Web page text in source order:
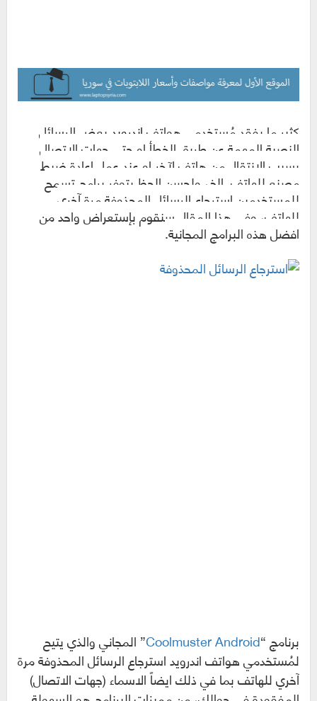
كثير ما يفقد مُستخدمي هواتفاندرويد بعض الرسائل
النصية المهمة عن طريق الخطأ او حتي جهات الاتصال
بسبب الانتقال من هاتف لآخر او عند عمل إعادة ضبط
مصنع للهاتف..إلخ، ولحسن الحظ يتوفر برامج تسمح
للمستخدمين استرجاع الرسائل المحذوفة مرة آخري
للهاتف، وفي هذا المقال سنقوم بإستعراض واحد من
افضل هذه البرامج المجانية.
برنامج “Coolmuster Android” المجاني والذي يتيح
لمُستخدمي هواتف اندرويد استرجاع الرسائل المحذوفة مرة
آخري للهاتف بما في ذلك ايضاً الاسماء (جهات الاتصال)